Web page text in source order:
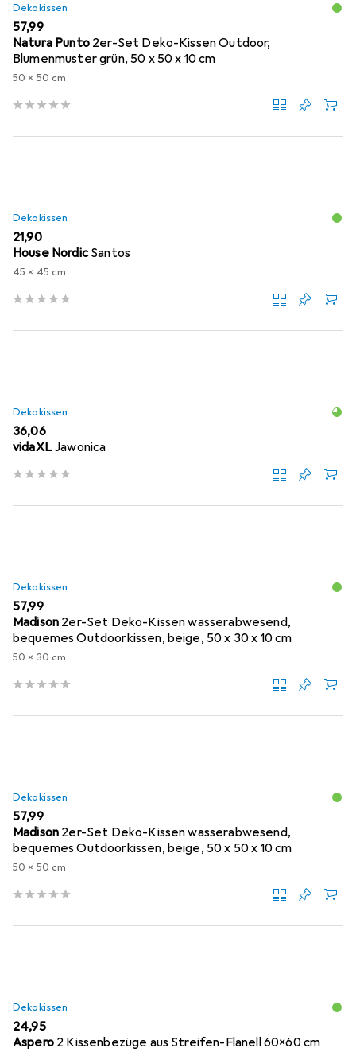
Dekokissen
EUR
57,99
Natura Punto 2er-Set Deko-Kissen Outdoor,
Blumenmuster grün, 50 x 50 x 10 cm
50 x 50 cm
Dekokissen
EUR
21,90
House Nordic Santos
45 x 45 cm
Dekokissen
EUR
36,06
vidaXL Jawonica
Dekokissen
EUR
57,99
Madison 2er-Set Deko-Kissen wasserabwesend,
bequemes Outdoorkissen, beige, 50 x 30 x 10 cm
50 x 30 cm
Dekokissen
EUR
57,99
Madison 2er-Set Deko-Kissen wasserabwesend,
bequemes Outdoorkissen, beige, 50 x 50 x 10 cm
50 x 50 cm
Dekokissen
EUR
24,95
Aspero 2 Kissenbezüge aus Streifen-Flanell 60x60 cm